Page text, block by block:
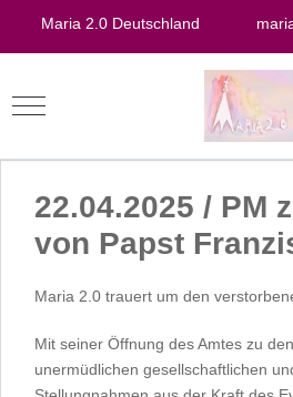
Maria 2.0 Deutschland
22.04.2025 / PM
von Papst
Maria 2.0 trauert um den
Mit seiner Öffnung des Amtes zu
unermüdlichen gesellschaftlichen